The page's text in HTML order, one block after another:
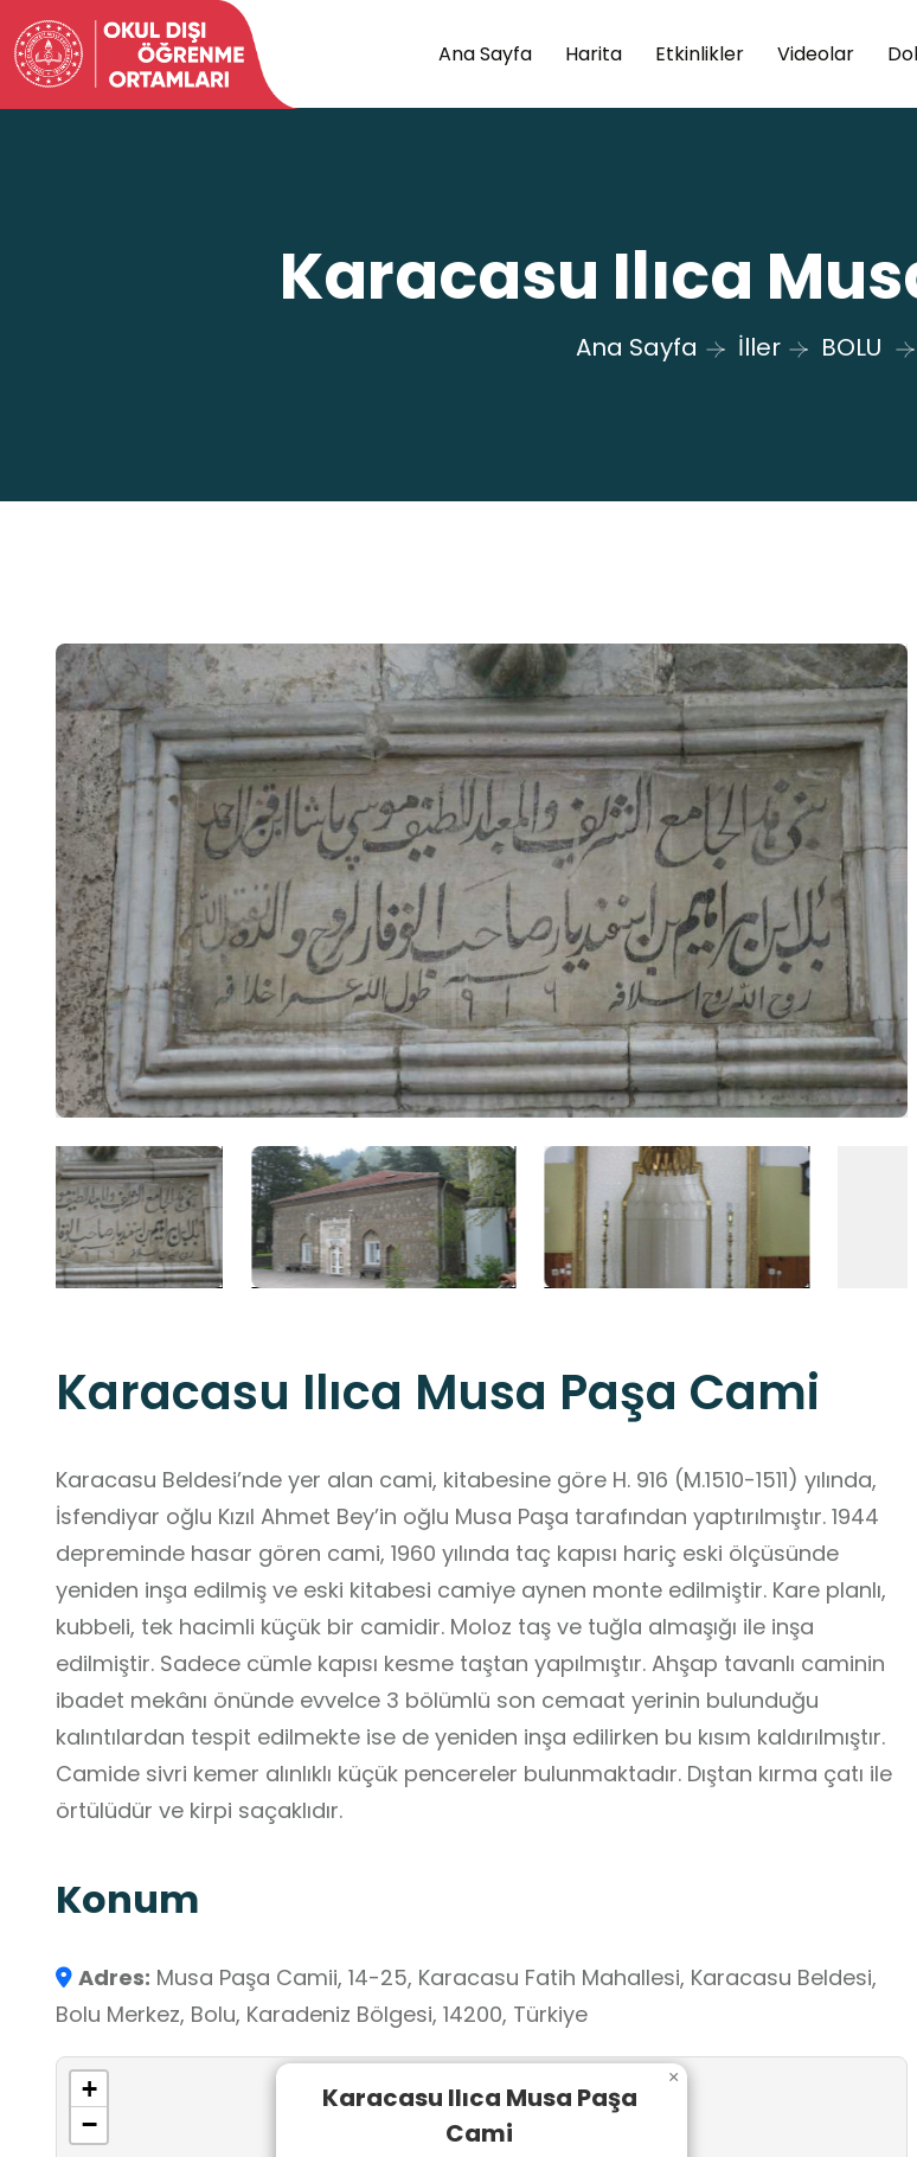
Ana Sayfa Harita Etkinlikler Videolar
Karacasu Ilıca
Ana Sayfa İller BOLU
Karacasu Ilıca Musa Paşa Cami
Karacasu Beldesi’nde yer alan cami, kitabesine göre H. 916 (M.1510-1511) yılında,
İsfendiyar oğlu Kızıl Ahmet Bey’in oğlu Musa Paşa tarafından yaptırılmıştır. 1944
depreminde hasar gören cami, 1960 yılında taç kapısı hariç eski ölçüsünde
yeniden inşa edilmiş ve eski kitabesi camiye aynen monte edilmiştir. Kare planlı,
kubbeli, tek hacimli küçük bir camidir. Moloz taş ve tuğla almaşığı ile inşa
edilmiştir. Sadece cümle kapısı kesme taştan yapılmıştır. Ahşap tavanlı caminin
ibadet mekânı önünde evvelce 3 bölümlü son cemaat yerinin bulunduğu
kalıntılardan tespit edilmekte ise de yeniden inşa edilirken bu kısım kaldırılmıştır.
Camide sivri kemer alınlıklı küçük pencereler bulunmaktadır. Dıştan kırma çatı ile
örtülüdür ve kirpi saçaklıdır.
Konum
Adres: Musa Paşa Camii, 14-25, Karacasu Fatih Mahallesi, Karacasu Beldesi,
Bolu Merkez, Bolu, Karadeniz Bölgesi, 14200, Türkiye
Karacasu Ilıca Musa Paşa
Cami
×
+
−